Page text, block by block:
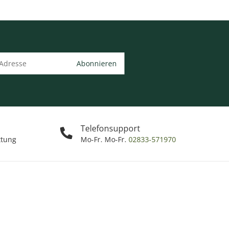
Telefonsupport
Mo-Fr. Mo-Fr. 02833-571970
Abonnieren